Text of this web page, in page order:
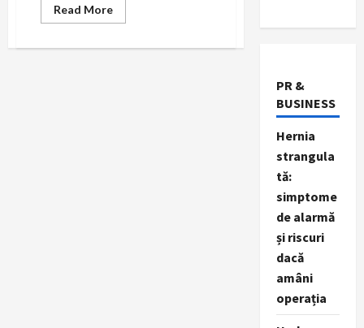
Read MoreRead
more
Online:
PR &
BUSINESS
Hernia
strangula
tă:
simptome
de alarmă
și riscuri
dacă
amâni
operația